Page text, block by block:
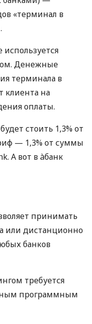
«терминал в
Денежные
терминала в
клиента на
оплаты.
стоить 1,3% от
— 1,3% от суммы
А вот в àбанк
принимать
или дистанционно
банков
требуется
программным